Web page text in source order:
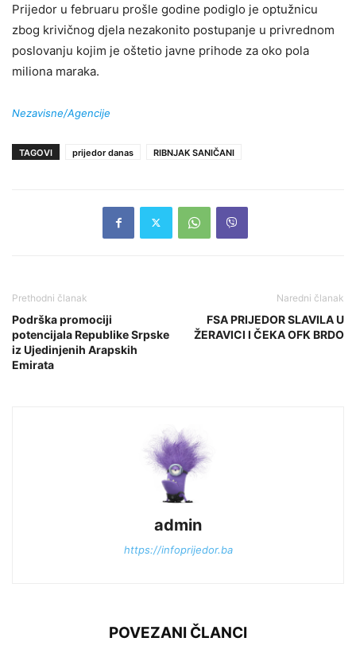
Prijedor u februaru prošle godine podiglo je optužnicu
zbog krivičnog djela nezakonito postupanje u privrednom
poslovanju kojim je oštetio javne prihode za oko pola
miliona maraka.
Nezavisne/Agencije
TAGOVI prijedor danas RIBNJAK SANIČANI
Prethodni članak
Podrška promociji
potencijala Republike Srpske
iz Ujedinjenih Arapskih
Emirata
Naredni članak
FSA PRIJEDOR SLAVILA U
ŽERAVICI I ČEKA OFK BRDO
admin
https://infoprijedor.ba
POVEZANI ČLANCI